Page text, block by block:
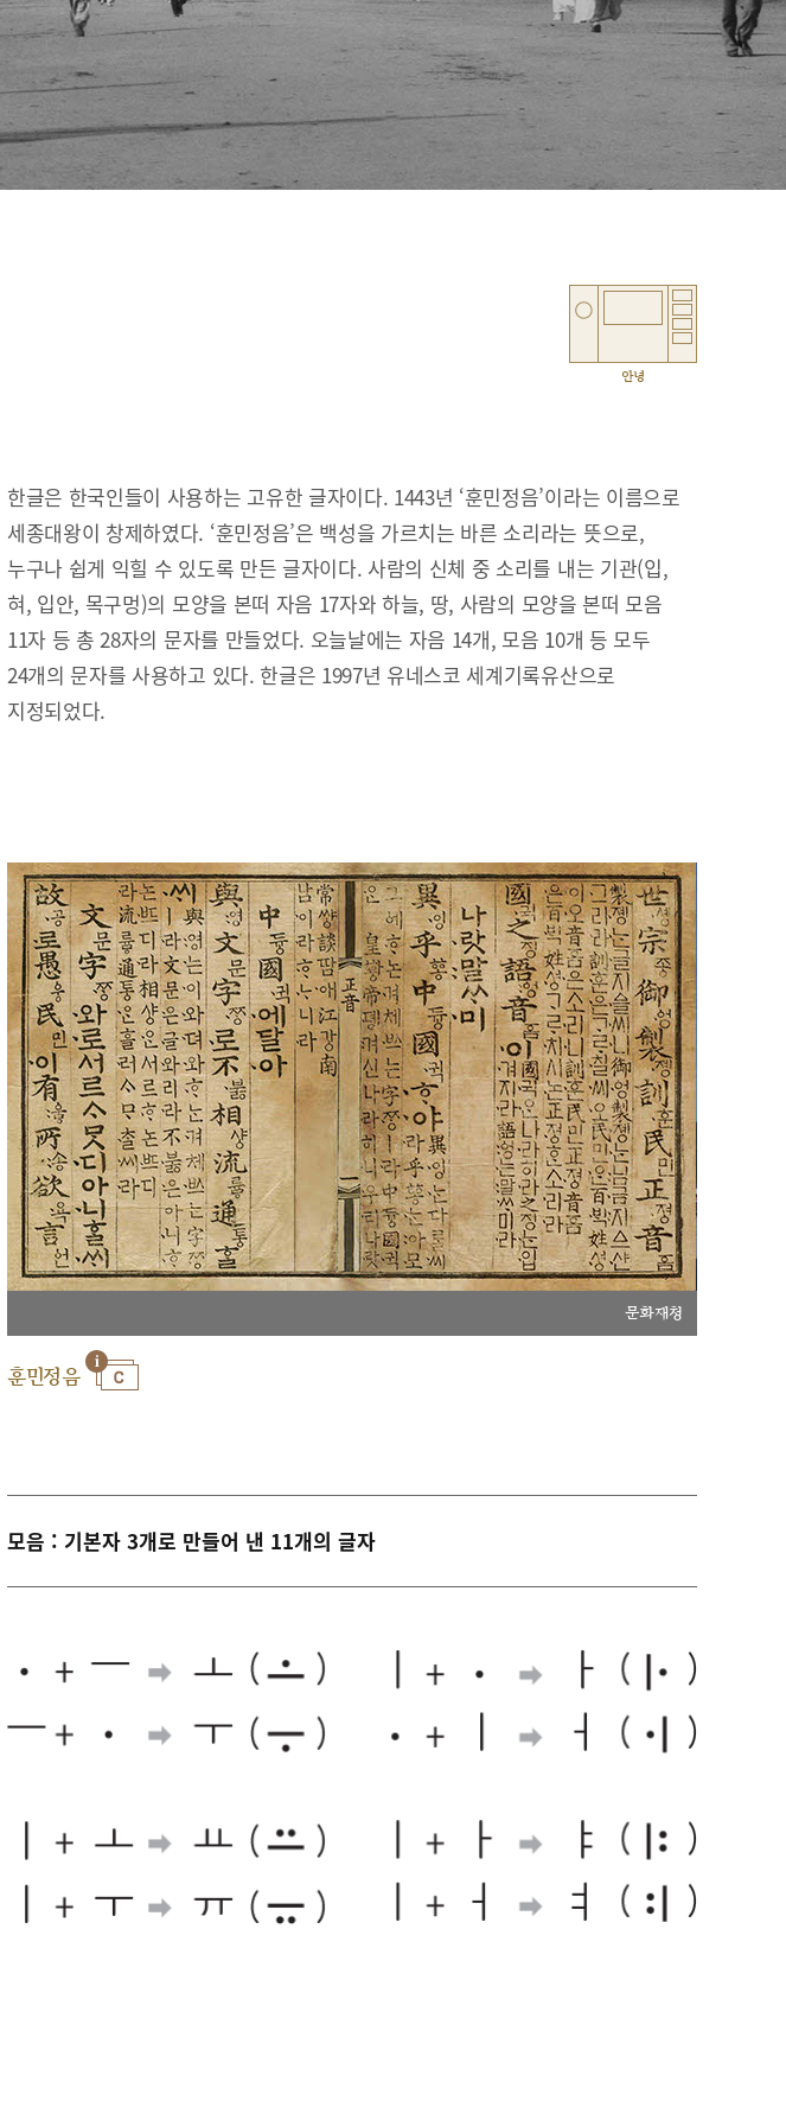
안녕
한글은 한국인들이 사용하는 고유한 글자이다. 1443년 ‘훈민정음’이라는 이름으로
세종대왕이 창제하였다. ‘훈민정음’은 백성을 가르치는 바른 소리라는 뜻으로,
누구나 쉽게 익힐 수 있도록 만든 글자이다. 사람의 신체 중 소리를 내는 기관(입,
혀, 입안, 목구멍)의 모양을 본떠 자음 17자와 하늘, 땅, 사람의 모양을 본떠 모음
11자 등 총 28자의 문자를 만들었다. 오늘날에는 자음 14개, 모음 10개 등 모두
24개의 문자를 사용하고 있다. 한글은 1997년 유네스코 세계기록유산으로
지정되었다.
문화재청
훈민정음
모음 : 기본자 3개로 만들어 낸 11개의 글자